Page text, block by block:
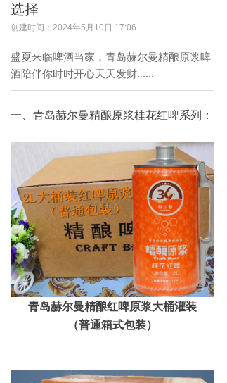
选择
创建时间： 2024年5月10日 17:06
盛夏来临啤酒当家，青岛赫尔曼精酿原浆啤
酒陪伴你时时开心天天发财......
一、青岛赫尔曼精酿原浆桂花红啤系列：
青岛赫尔曼精酿红啤原浆大桶灌装
（普通箱式包装）